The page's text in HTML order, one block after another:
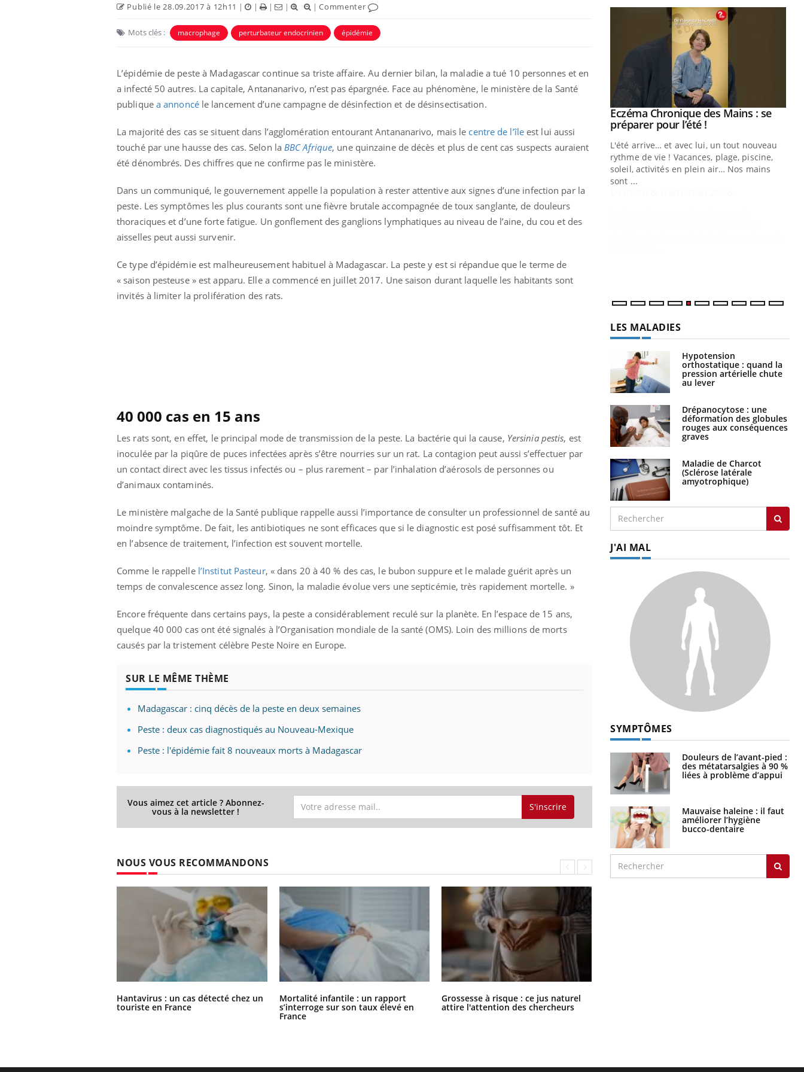
Publié le 28.09.2017 à 12h11 | | | | |Commenter
Mots clés : macrophage perturbateur endocrinien épidémie
L’épidémie de peste à Madagascar continue sa triste affaire. Au dernier bilan, la maladie a tué 10 personnes et en
a infecté 50 autres. La capitale, Antananarivo, n’est pas épargnée. Face au phénomène, le ministère de la Santé
publique a annoncéle lancement d’une campagne de désinfection et de désinsectisation.
La majorité des cas se situent dans l’agglomération entourant Antananarivo, mais le centre de l’îleest lui aussi
touché par une hausse des cas. Selon la BBC Afrique, une quinzaine de décès et plus de cent cas suspects auraient
été dénombrés. Des chiffres que ne confirme pas le ministère.
Dans un communiqué, le gouvernement appelle la population à rester attentive aux signes d’une infection par la
peste. Les symptômes les plus courants sont une fièvre brutale accompagnée de toux sanglante, de douleurs
thoraciques et d’une forte fatigue. Un gonflement des ganglions lymphatiques au niveau de l’aine, du cou et des
aisselles peut aussi survenir.
Ce type d’épidémie est malheureusement habituel à Madagascar. La peste y est si répandue que le terme de
« saison pesteuse » est apparu. Elle a commencé en juillet 2017. Une saison durant laquelle les habitants sont
invités à limiter la prolifération des rats.
40 000 cas en 15 ans
Les rats sont, en effet, le principal mode de transmission de la peste. La bactérie qui la cause, Yersinia pestis, est
inoculée par la piqûre de puces infectées après s’être nourries sur un rat. La contagion peut aussi s’effectuer par
un contact direct avec les tissus infectés ou – plus rarement – par l’inhalation d’aérosols de personnes ou
d’animaux contaminés.
Le ministère malgache de la Santé publique rappelle aussi l’importance de consulter un professionnel de santé au
moindre symptôme. De fait, les antibiotiques ne sont efficaces que si le diagnostic est posé suffisamment tôt. Et
en l’absence de traitement, l’infection est souvent mortelle.
Comme le rappelle l’Institut Pasteur, « dans 20 à 40 % des cas, le bubon suppure et le malade guérit après un
temps de convalescence assez long. Sinon, la maladie évolue vers une septicémie, très rapidement mortelle. »
Encore fréquente dans certains pays, la peste a considérablement reculé sur la planète. En l’espace de 15 ans,
quelque 40 000 cas ont été signalés à l’Organisation mondiale de la santé (OMS). Loin des millions de morts
causés par la tristement célèbre Peste Noire en Europe.
SUR LE MÊME THÈME
Madagascar : cinq décès de la peste en deux semaines
Peste : deux cas diagnostiqués au Nouveau-Mexique
Peste : l'épidémie fait 8 nouveaux morts à Madagascar
Vous aimez cet article ? Abonnez-
vous à la newsletter ! S'inscrire
NOUS VOUS RECOMMANDONS
Hantavirus : un cas détecté chez un
touriste en France
Mortalité infantile : un rapport
s’interroge sur son taux élevé en
France
Grossesse à risque : ce jus naturel
attire l'attention des chercheurs
Carence en fer : comprendre pour
Fatigue, irritabilité, brouillard mental ou
même alopécie… Les symptômes de la
carence en fer sont multiples ce qui la rend
Insuline & Charge mentale : et si on
osait en parler??
En 2026, l'insuline dans le diabète de type 2
reste entourée d'idées reçues chez les
patients comme parfois chez les soignants.
préparer pour l’été !
L'été arrive… et avec lui, un tout nouveau
Youtube
Diabète & Ramadan 2026Youtube
Le Ramadan approche, et, pour de
nombreuses personnes atteintes de
diabète, c'est une période de questions, de
défis, mais ...
LES MALADIES
Hypotension
orthostatique : quand la
pression artérielle chute
au lever
Drépanocytose : une
déformation des globules
rouges aux conséquences
graves
Maladie de Charcot
(Sclérose latérale
amyotrophique)
J'AI MAL
SYMPTÔMES
Douleurs de l’avant-pied :
des métatarsalgies à 90 %
liées à problème d’appui
Mauvaise haleine : il faut
améliorer l’hygiène
bucco-dentaire